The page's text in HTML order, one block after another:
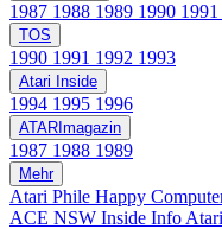
1987 1988 1989 1990 1991
TOS
1990 1991 1992 1993
Atari Inside
1994 1995 1996
ATARImagazin
1987 1988 1989
Mehr
Atari Phile Happy
ACE NSW Inside Info